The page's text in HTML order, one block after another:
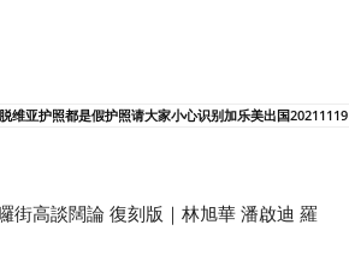
维亚护照都是假护照请大家小心识别加乐美出国20211119
街高談闊論 復刻版｜林旭華 潘啟迪 羅